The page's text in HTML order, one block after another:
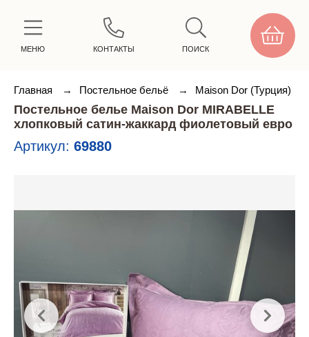
МЕНЮ КОНТАКТЫ ПОИСК
Главная → Постельное бельё → Maison Dor (Турция)
Постельное белье Maison Dor MIRABELLE
хлопковый сатин-жаккард фиолетовый евро
Артикул: 69880